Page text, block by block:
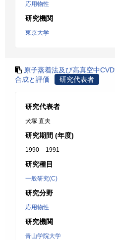
応用物性
研究機関
東京大学
原子蒸着法及び高真空中
合成と評価
研究代表者
研究代表者
犬塚 直夫
研究期間 (年度)
1990 – 1991
研究種目
一般研究(C)
研究分野
応用物性
研究機関
青山学院大学